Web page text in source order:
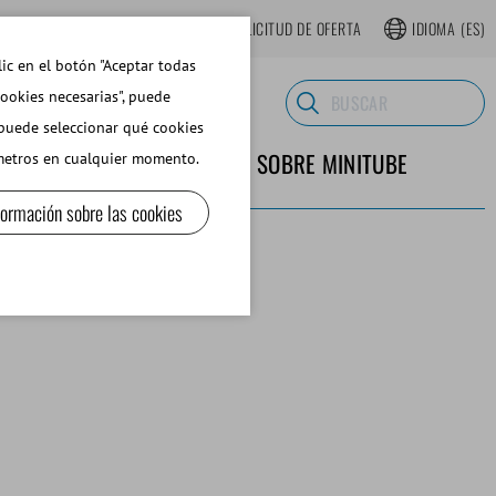
SOLICITUD DE OFERTA IDIOMA (ES)
DE LABORATORIO SOBRE MINITUBE
en el botón "Aceptar todas
necesarias", puede
seleccionar qué cookies
en cualquier momento.
sobre las cookies